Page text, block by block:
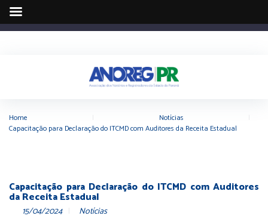
Home Notícias
Capacitação para Declaração do ITCMD com Auditores da Receita Estadual
Capacitação para Declaração do ITCMD com Auditores
da Receita Estadual
15/04/2024 Notícias